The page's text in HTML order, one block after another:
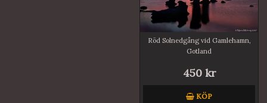
Röd Solnedgång vid Gamlehamn,
Gotland
450 kr
KÖP